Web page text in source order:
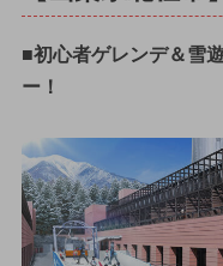
■初心者ゲレンデ＆雪
ー！